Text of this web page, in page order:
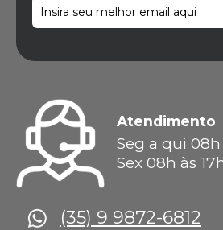
Atendimento
Seg a qui 08h
Sex 08h às
(35) 9 9872-6812